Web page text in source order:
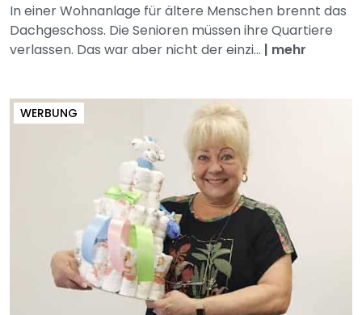
In einer Wohnanlage für ältere Menschen brennt das
Dachgeschoss. Die Senioren müssen ihre Quartiere
verlassen. Das war aber nicht der einzi... | mehr
WERBUNG